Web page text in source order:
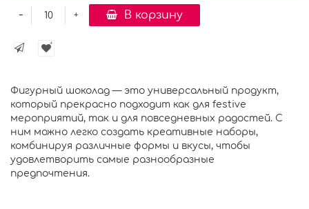
+
- В корзину
Фигурный шоколад — это универсальный продукт,
который прекрасно подходит как для festive
мероприятий, так и для повседневных радостей. С
ним можно легко создать креативные наборы,
комбинируя различные формы и вкусы, чтобы
удовлетворить самые разнообразные
предпочтения.